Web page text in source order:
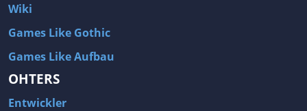
Wiki
Games Like Gothic
Games Like Aufbau
OHTERS
Entwickler